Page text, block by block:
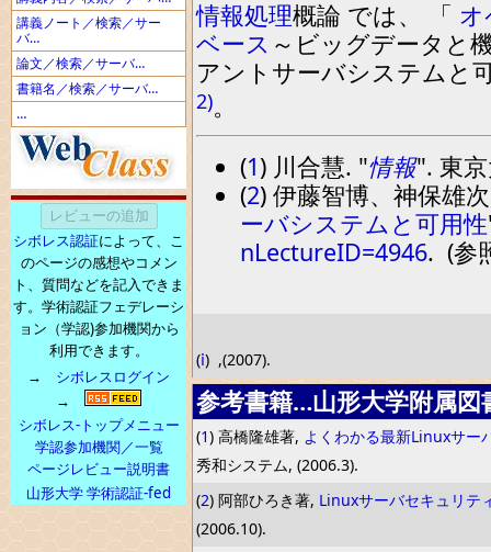
講義ノート／検索／サー
バ…
論文／検索／サーバ…
書籍名／検索／サーバ…
…
シボレス認証によって、こ
のページの感想やコメン
ト、質問などを記入できま
す。学術認証フェデレーシ
ョン（学認)参加機関から
利用できます。
→ シボレスログイン
→
シボレス-トップメニュー
学認参加機関／一覧
ページレビュー説明書
山形大学 学術認証-fed
情報処理概論 では、 「
ベース ～ ビッ グデータ と
アントサーバシステムと
2)。
(1) 川合慧. 情報 . 東
(2) 伊藤智博、神保雄
ーバシステムと可用性
nLectureID=4946. (参
(ⅰ) ,(2007).
参考書籍…山形大学附属図
(1) 高橋隆雄著, よくわかる最新Linuxサー
秀和システム, (2006.3).
(2) 阿部ひろき著, Linuxサーバセキュリテ
(2006.10).